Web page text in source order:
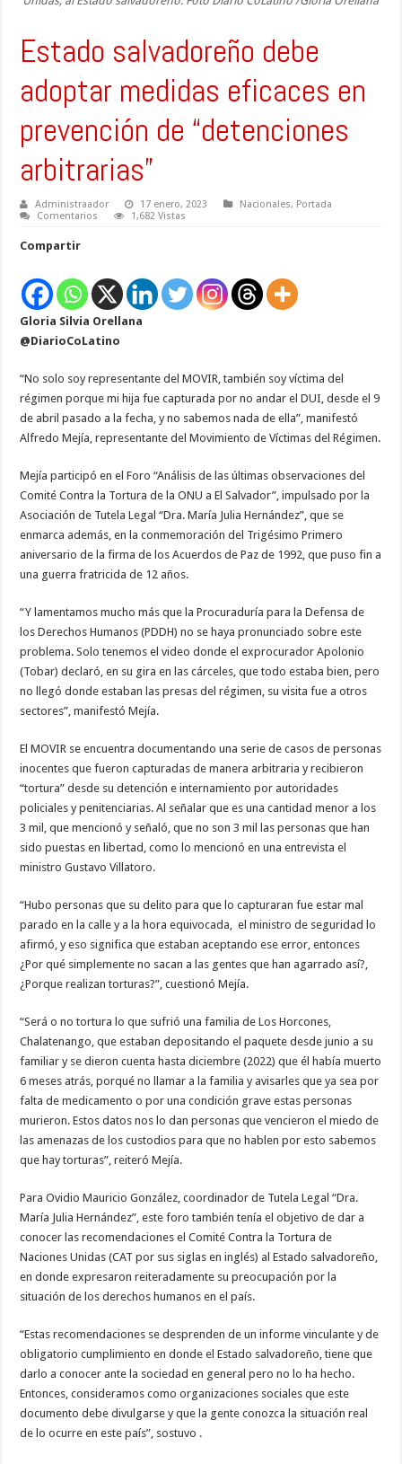
Estado salvadoreño debe
adoptar medidas eficaces en
prevención de “detenciones
arbitrarias”
Administraador 17 enero, 2023 Nacionales, Portada
Comentarios
1,682 Vistas
Compartir
Gloria Silvia Orellana
@DiarioCoLatino
“No solo soy representante del MOVIR, también soy víctima del
régimen porque mi hija fue capturada por no andar el DUI, desde el 9
de abril pasado a la fecha, y no sabemos nada de ella”, manifestó
Alfredo Mejía, representante del Movimiento de Víctimas del Régimen.
Mejía participó en el Foro “Análisis de las últimas observaciones del
Comité Contra la Tortura de la ONU a El Salvador”, impulsado por la
Asociación de Tutela Legal “Dra. María Julia Hernández”, que se
enmarca además, en la conmemoración del Trigésimo Primero
aniversario de la firma de los Acuerdos de Paz de 1992, que puso fin a
una guerra fratricida de 12 años.
“Y lamentamos mucho más que la Procuraduría para la Defensa de
los Derechos Humanos (PDDH) no se haya pronunciado sobre este
problema. Solo tenemos el video donde el exprocurador Apolonio
(Tobar) declaró, en su gira en las cárceles, que todo estaba bien, pero
no llegó donde estaban las presas del régimen, su visita fue a otros
sectores”, manifestó Mejía.
El MOVIR se encuentra documentando una serie de casos de personas
inocentes que fueron capturadas de manera arbitraria y recibieron
“tortura” desde su detención e internamiento por autoridades
policiales y penitenciarias. Al señalar que es una cantidad menor a los
3 mil, que mencionó y señaló, que no son 3 mil las personas que han
sido puestas en libertad, como lo mencionó en una entrevista el
ministro Gustavo Villatoro.
“Hubo personas que su delito para que lo capturaran fue estar mal
parado en la calle y a la hora equivocada, el ministro de seguridad lo
afirmó, y eso significa que estaban aceptando ese error, entonces
¿Por qué simplemente no sacan a las gentes que han agarrado así?,
¿Porque realizan torturas?”, cuestionó Mejía.
“Será o no tortura lo que sufrió una familia de Los Horcones,
Chalatenango, que estaban depositando el paquete desde junio a su
familiar y se dieron cuenta hasta diciembre (2022) que él había muerto
6 meses atrás, porqué no llamar a la familia y avisarles que ya sea por
falta de medicamento o por una condición grave estas personas
murieron. Estos datos nos lo dan personas que vencieron el miedo de
las amenazas de los custodios para que no hablen por esto sabemos
que hay torturas”, reiteró Mejía.
Para Ovidio Mauricio González, coordinador de Tutela Legal “Dra.
María Julia Hernández”, este foro también tenía el objetivo de dar a
conocer las recomendaciones el Comité Contra la Tortura de
Naciones Unidas (CAT por sus siglas en inglés) al Estado salvadoreño,
en donde expresaron reiteradamente su preocupación por la
situación de los derechos humanos en el país.
“Estas recomendaciones se desprenden de un informe vinculante y de
obligatorio cumplimiento en donde el Estado salvadoreño, tiene que
darlo a conocer ante la sociedad en general pero no lo ha hecho.
Entonces, consideramos como organizaciones sociales que este
documento debe divulgarse y que la gente conozca la situación real
de lo ocurre en este país”, sostuvo .